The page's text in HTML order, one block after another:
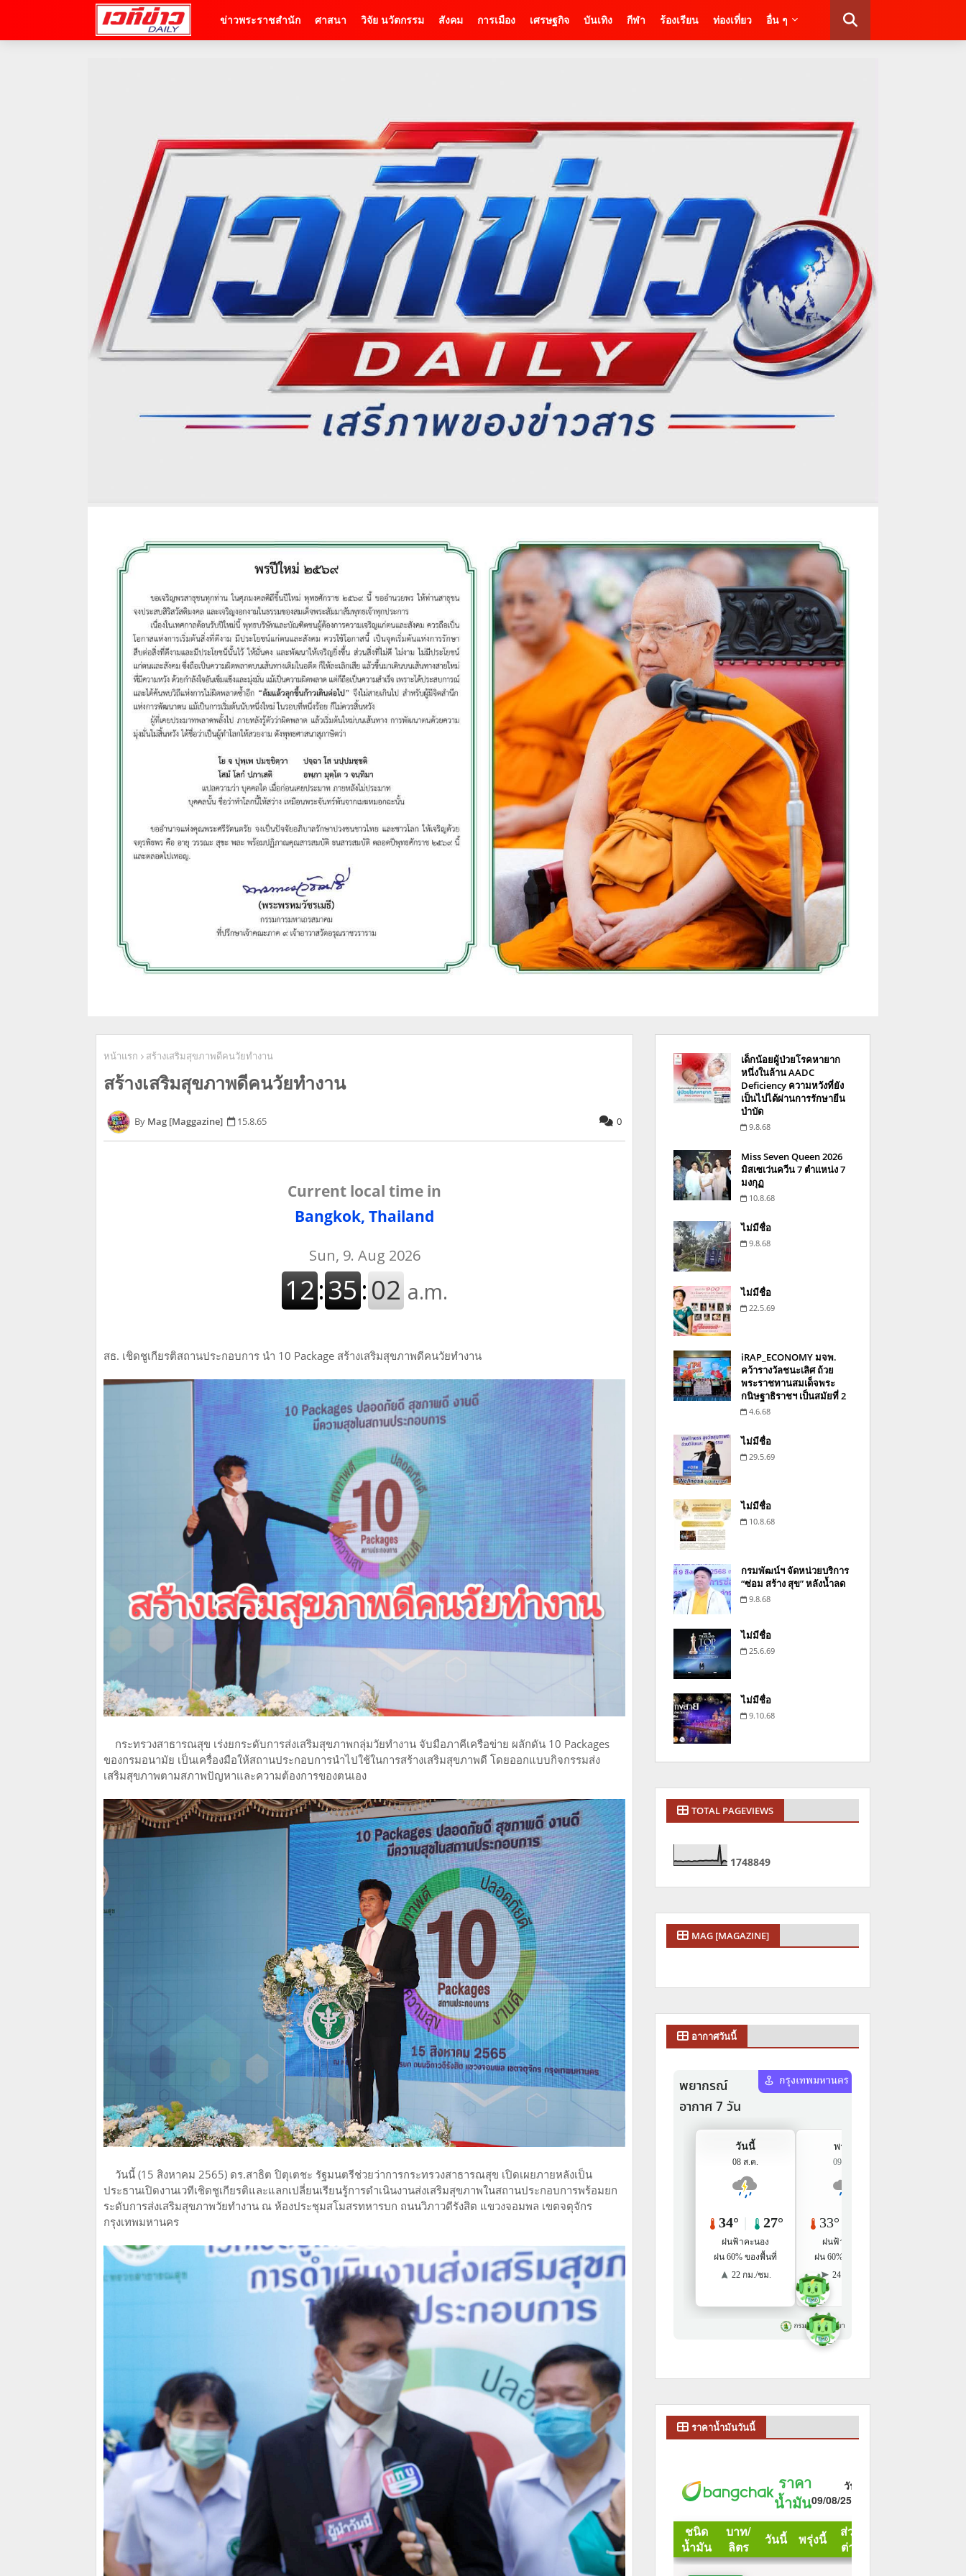
ข่าวพระราชสำนัก ศาสนา วิจัย นวัตกรรม สังคม การเมือง เศรษฐกิจ บันเทิง กีฬา ร้องเรียน ท่องเที่ยว อื่น ๆ
หน้าแรก สร้างเสริมสุขภาพดีคนวัยทำงาน
สร้างเสริมสุขภาพดีคนวัยทำงาน
Mag [Maggazine] 15.8.65 0
Current local time in
Bangkok, Thailand
สธ. เชิดชูเกียรติสถานประกอบการ นำ 10 Package สร้างเสริมสุขภาพดีคนวัยทำงาน
กระทรวงสาธารณสุข เร่งยกระดับการส่งเสริมสุขภาพกลุ่มวัยทำงาน จับมือภาคีเครือข่าย ผลักดัน 10 Packages
ของกรมอนามัย เป็นเครื่องมือให้สถานประกอบการนำไปใช้ในการสร้างเสริมสุขภาพดี โดยออกแบบกิจกรรมส่ง
เสริมสุขภาพตามสภาพปัญหาและความต้องการของตนเอง
วันนี้ (15 สิงหาคม 2565) ดร.สาธิต ปิตุเตชะ รัฐมนตรีช่วยว่าการกระทรวงสาธารณสุข เปิดเผยภายหลังเป็น
ประธานเปิดงานเวทีเชิดชูเกียรติและแลกเปลี่ยนเรียนรู้การดำเนินงานส่งเสริมสุขภาพในสถานประกอบการพร้อมยก
ระดับการส่งเสริมสุขภาพวัยทำงาน ณ ห้องประชุมสโมสรทหารบก ถนนวิภาวดีรังสิต แขวงจอมพล เขตจตุจักร
กรุงเทพมหานคร
เด็กน้อยผู้ป่วยโรคหายาก
หนึ่งในล้าน AADC
Deficiency ความหวังที่ยัง
เป็นไปได้ผ่านการรักษายีน
บำบัด
9.8.68
Miss Seven Queen 2026
มิสเซเว่นควีน 7 ตำแหน่ง 7
มงกุฏ
10.8.68
ไม่มีชื่อ
9.8.68
ไม่มีชื่อ
22.5.69
iRAP_ECONOMY มจพ.
คว้ารางวัลชนะเลิศ ถ้วย
พระราชทานสมเด็จพระ
กนิษฐาธิราชฯ เป็นสมัยที่ 2
4.6.68
ไม่มีชื่อ
29.5.69
ไม่มีชื่อ
10.8.68
กรมพัฒน์ฯ จัดหน่วยบริการ
“ซ่อม สร้าง สุข” หลังน้ำลด
9.8.68
ไม่มีชื่อ
25.6.69
ไม่มีชื่อ
9.10.68
TOTAL PAGEVIEWS
1748849
MAG [MAGAZINE]
อากาศวันนี้
ราคาน้ำมันวันนี้